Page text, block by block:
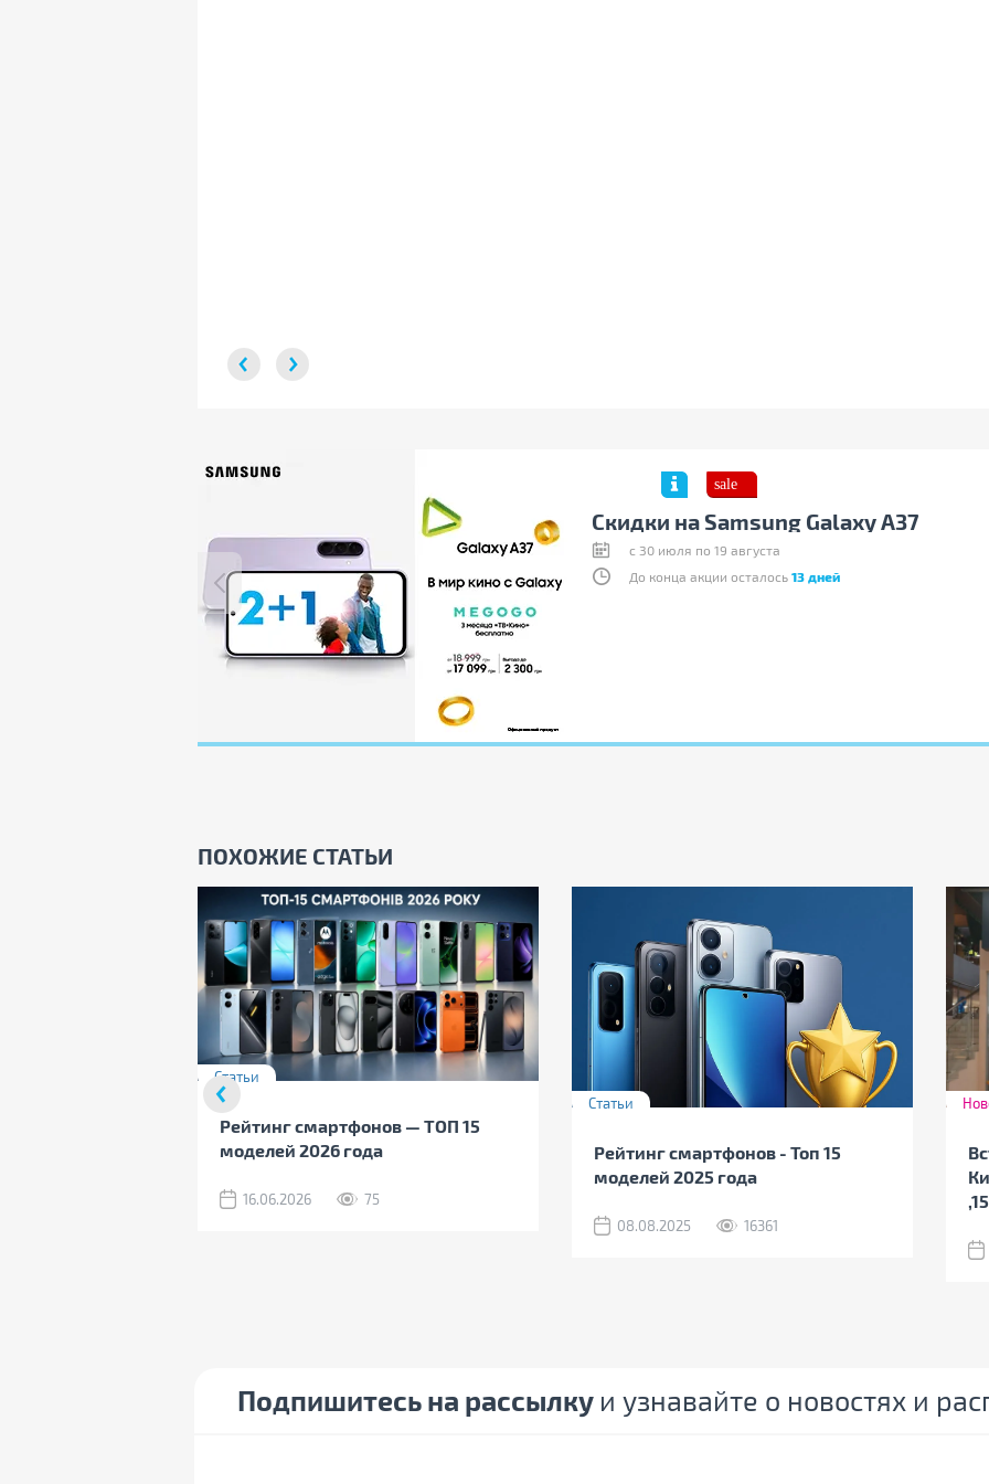
Скидки на Samsung Galaxy A37
c 30 июля по 19 августа
До конца акции осталось 13 дней
ПОХОЖИЕ СТАТЬИ
Статьи
Рейтинг смартфонов — ТОП 15
моделей 2026 года
16.06.2026 75
Статьи
Рейтинг смартфонов - Топ 15
моделей 2025 года
08.08.2025 16361
Подпишитесь на рассылку и узнавайте о новостях и